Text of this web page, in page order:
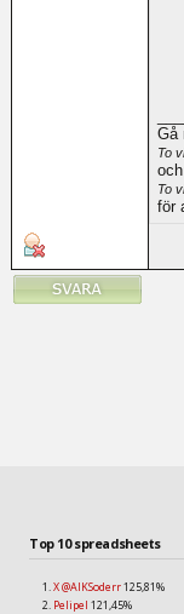
Gå
To
och
To
för
Top 10 spreadsheets
X @AIKSoderr125,81%
Pelipel 121,45%